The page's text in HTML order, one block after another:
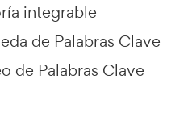
integrable
de Palabras Clave
de Palabras Clave